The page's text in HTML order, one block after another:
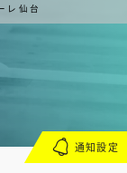
レ仙台
通知設定